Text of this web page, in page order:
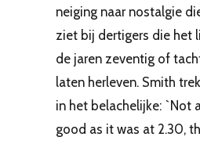
neiging naar nostalgie
ziet bij dertigers die het
de jaren zeventig of
laten herleven. Smith
in het belachelijke: `Not
good as it was at 2.30,